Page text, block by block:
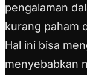
pengalaman
kurang paham
Hal ini bisa
menyebabkan